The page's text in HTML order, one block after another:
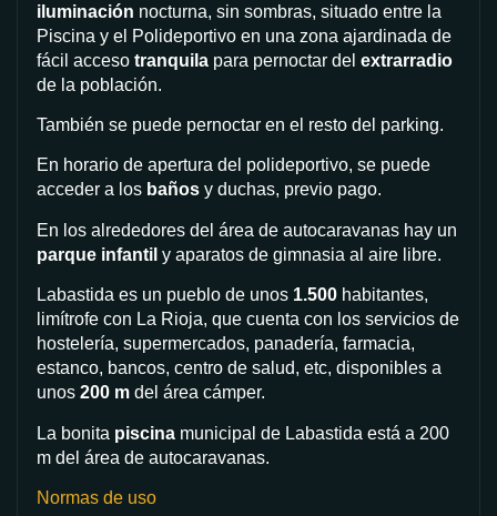
iluminación nocturna, sin sombras, situado entre la
Piscina y el Polideportivo en una zona ajardinada de
fácil acceso tranquila para pernoctar del extrarradio
de la población.
También se puede pernoctar en el resto del parking.
En horario de apertura del polideportivo, se puede
acceder a los baños y duchas, previo pago.
En los alrededores del área de autocaravanas hay un
parque infantil y aparatos de gimnasia al aire libre.
Labastida es un pueblo de unos 1.500 habitantes,
limítrofe con La Rioja, que cuenta con los servicios de
hostelería, supermercados, panadería, farmacia,
estanco, bancos, centro de salud, etc, disponibles a
unos 200 m del área cámper.
La bonita piscina municipal de Labastida está a 200
m del área de autocaravanas.
Normas de uso